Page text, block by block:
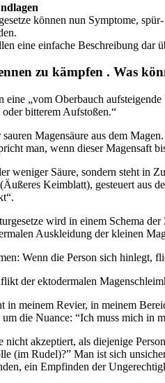
können nun Symptome,
eine einfache Beschreibung dar
zu kämpfen . Was
„vom Oberbauch
bitterem Aufstoßen.“
Magensäure aus dem
man, wenn dieser Magensaft
weniger Säure, sondern steht in
Keimblatt), gesteuert
wird in einem Schema
Auskleidung der kleinen
Wenn die Person sich hinlegt,
der ektodermalen
in meinem Revier, in meinem
die Nuance: “Ich muss mich in
akzeptiert, als diejenige
(im Rudel)?” Man ist sich
ein Empfinden der